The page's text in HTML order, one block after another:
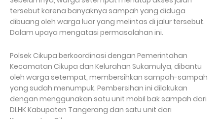
tersebut karena banyaknya sampah yang diduga
dibuang oleh warga luar yang melintas di jalur tersebut.
Dalam upaya mengatasi permasalahan ini.
Polsek Cikupa berkoordinasi dengan Pemerintahan
Kecamatan Cikupa dan Kelurahan Sukamulya, dibantu
oleh warga setempat, membersihkan sampah-sampah
yang sudah menumpuk. Pembersihan ini dilakukan
dengan menggunakan satu unit mobil bak sampah dari
DLHK Kabupaten Tangerang dan satu unit dari